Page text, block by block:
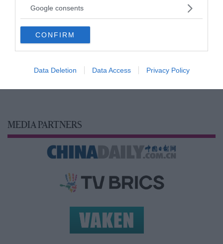
not limited to your visit or usage behaviour. You may click to
use your data for below specified purposes in below Google
consent section.
Google consents
CONFIRM
Data Deletion Data Access Privacy Policy
MEDIA PARTNERS